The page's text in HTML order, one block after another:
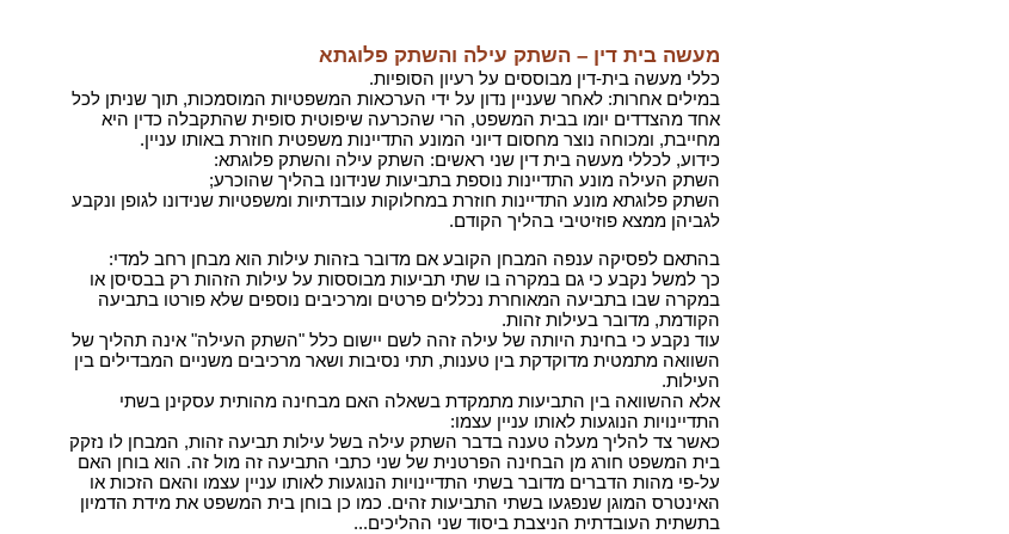
מעשה בית דין – השתק עילה והשתק פלוגתא
כללי מעשה בית-דין מבוססים על רעיון הסופיות.
במילים אחרות: לאחר שעניין נדון על ידי הערכאות המשפטיות המוסמכות, תוך שניתן לכל
אחד מהצדדים יומו בבית המשפט, הרי שהכרעה שיפוטית סופית שהתקבלה כדין היא
מחייבת, ומכוחה נוצר מחסום דיוני המונע התדיינות משפטית חוזרת באותו עניין.
כידוע, לכללי מעשה בית דין שני ראשים: השתק עילה והשתק פלוגתא:
השתק העילה מונע התדיינות נוספת בתביעות שנידונו בהליך שהוכרע;
השתק פלוגתא מונע התדיינות חוזרת במחלוקות עובדתיות ומשפטיות שנידונו לגופן ונקבע
לגביהן ממצא פוזיטיבי בהליך הקודם.
בהתאם לפסיקה ענפה המבחן הקובע אם מדובר בזהות עילות הוא מבחן רחב למדי:
כך למשל נקבע כי גם במקרה בו שתי תביעות מבוססות על עילות הזהות רק בבסיסן או
במקרה שבו בתביעה המאוחרת נכללים פרטים ומרכיבים נוספים שלא פורטו בתביעה
הקודמת, מדובר בעילות זהות.
עוד נקבע כי בחינת היותה של עילה זהה לשם יישום כלל "השתק העילה" אינה תהליך של
השוואה מתמטית מדוקדקת בין טענות, תתי נסיבות ושאר מרכיבים משניים המבדילים בין
העילות.
אלא ההשוואה בין התביעות מתמקדת בשאלה האם מבחינה מהותית עסקינן בשתי
התדיינויות הנוגעות לאותו עניין עצמו:
כאשר צד להליך מעלה טענה בדבר השתק עילה בשל עילות תביעה זהות, המבחן לו נזקק
בית המשפט חורג מן הבחינה הפרטנית של שני כתבי התביעה זה מול זה. הוא בוחן האם
על-פי מהות הדברים מדובר בשתי התדיינויות הנוגעות לאותו עניין עצמו והאם הזכות או
האינטרס המוגן שנפגעו בשתי התביעות זהים. כמו כן בוחן בית המשפט את מידת הדמיון
בתשתית העובדתית הניצבת ביסוד שני ההליכים...